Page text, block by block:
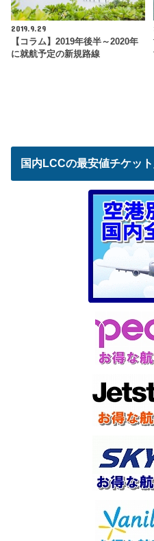
2019.9.29
【コラム】2019年後半～2020年
に就航予定の新規路線
国内LCCの最安値チケッ